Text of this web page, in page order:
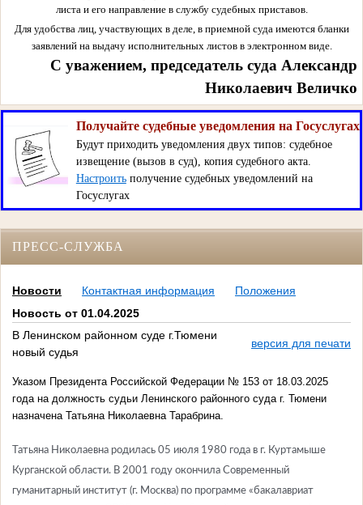
листа и его направление в службу судебных приставов.
Для удобства лиц, участвующих в деле, в приемной суда имеются бланки
заявлений на выдачу исполнительных листов в электронном виде.
С уважением, председатель суда Александр
Николаевич Величко
Получайте судебные уведомления на Госуслугах
Будут приходить уведомления двух типов: судебное
извещение (вызов в суд), копия судебного акта.
Настроитьполучение судебных уведомлений на
Госуслугах
ПРЕСС-СЛУЖБА
Новости Контактная информация
Положения
Новость от 01.04.2025
В Ленинском районном суде г.Тюмени
новый судья
версия для печати
Указом Президента Российской Федерации № 153 от 18.03.2025
года на должность судьи Ленинского районного суда г. Тюмени
назначена Татьяна Николаевна Тарабрина.
Татьяна Николаевна родилась 05 июля 1980 года в г. Куртамыше
Курганской области. В 2001 году окончила Современный
гуманитарный институт (г. Москва) по программе «бакалавриат